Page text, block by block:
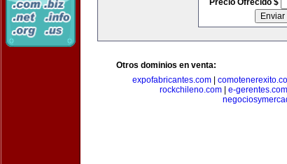
Precio Ofrecido $
Otros dominios en venta:
expofabricantes.com|
rockchileno.com| e-gerentes.com